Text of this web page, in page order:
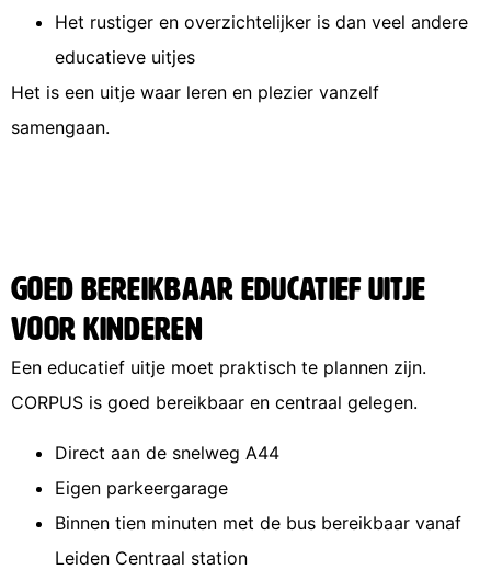
Het rustiger en overzichtelijker is dan veel andere
educatieve uitjes
Het is een uitje waar leren en plezier vanzelf
samengaan.
Goed bereikbaar educatief uitje
voor kinderen
Een educatief uitje moet praktisch te plannen zijn.
CORPUS is goed bereikbaar en centraal gelegen.
Direct aan de snelweg A44
Eigen parkeergarage
Binnen tien minuten met de bus bereikbaar vanaf
Leiden Centraal station